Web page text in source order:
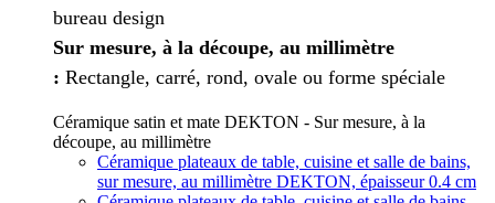
bureau design
Sur mesure, à la découpe, au millimètre
: Rectangle, carré, rond, ovale ou forme spéciale
Céramique satin et mate DEKTON - Sur mesure, à la
découpe, au millimètre
Céramique plateaux de table, cuisine et salle de bains,
sur mesure, au millimètre DEKTON, épaisseur 0.4 cm